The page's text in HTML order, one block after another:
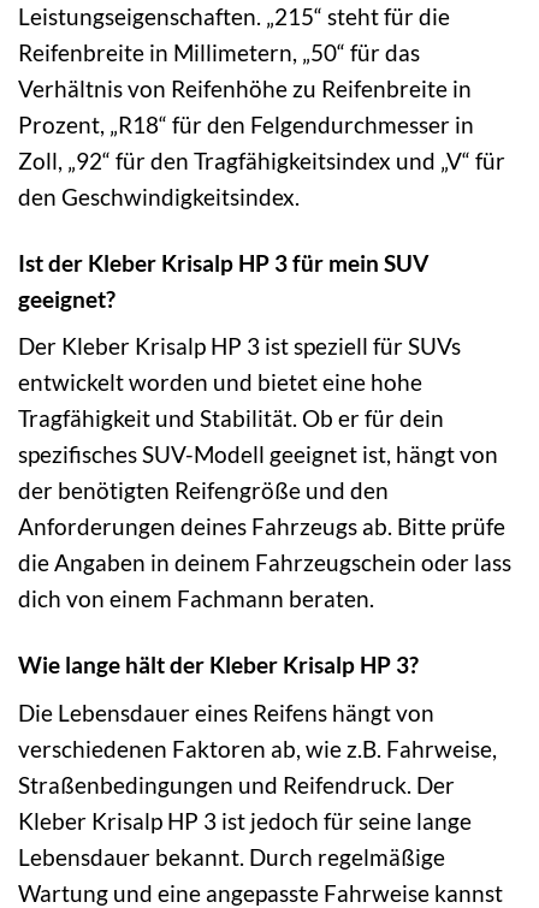
Leistungseigenschaften. „215“ steht für die
Reifenbreite in Millimetern, „50“ für das
Verhältnis von Reifenhöhe zu Reifenbreite in
Prozent, „R18“ für den Felgendurchmesser in
Zoll, „92“ für den Tragfähigkeitsindex und „V“ für
den Geschwindigkeitsindex.
Ist der Kleber Krisalp HP 3 für mein SUV
geeignet?
Der Kleber Krisalp HP 3 ist speziell für SUVs
entwickelt worden und bietet eine hohe
Tragfähigkeit und Stabilität. Ob er für dein
spezifisches SUV-Modell geeignet ist, hängt von
der benötigten Reifengröße und den
Anforderungen deines Fahrzeugs ab. Bitte prüfe
die Angaben in deinem Fahrzeugschein oder lass
dich von einem Fachmann beraten.
Wie lange hält der Kleber Krisalp HP 3?
Die Lebensdauer eines Reifens hängt von
verschiedenen Faktoren ab, wie z.B. Fahrweise,
Straßenbedingungen und Reifendruck. Der
Kleber Krisalp HP 3 ist jedoch für seine lange
Lebensdauer bekannt. Durch regelmäßige
Wartung und eine angepasste Fahrweise kannst